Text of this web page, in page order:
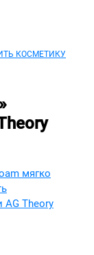
КОСМЕТИКУ
мягко
Theory